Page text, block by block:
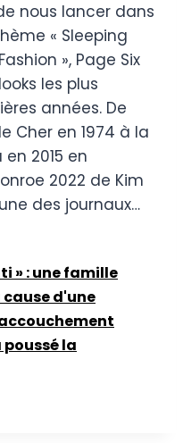
nous lancer dans
« Sleeping
», Page Six
les plus
années. De
Cher en 1974 à la
2015 en
2022 de Kim
des journaux…
» : une famille
cause d'une
la